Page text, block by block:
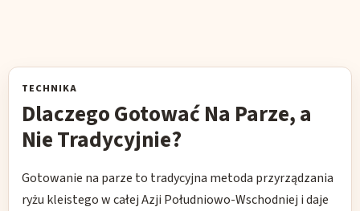
TECHNIKA
Dlaczego Gotować Na Parze, a
Nie Tradycyjnie?
Gotowanie na parze to tradycyjna metoda przyrządzania
ryżu kleistego w całej Azji Południowo-Wschodniej i daje